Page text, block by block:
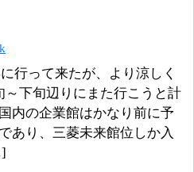
行って来たが、より涼しく
～下旬辺りにまた行こうと計
内の企業館はかなり前に予
あり、三菱未来館位しか入